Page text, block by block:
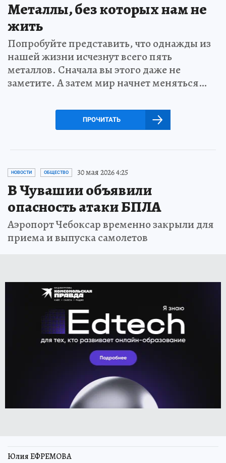
Металлы, без которых нам не
жить
Попробуйте представить, что однажды из
нашей жизни исчезнут всего пять
металлов. Сначала вы этого даже не
заметите. А затем мир начнет меняться…
ПРОЧИТАТЬ
НОВОСТИ ОБЩЕСТВО 30 мая 2026 4:25
В Чувашии объявили
опасность атаки БПЛА
Аэропорт Чебоксар временно закрыли для
приема и выпуска самолетов
Юлия ЕФРЕМОВА